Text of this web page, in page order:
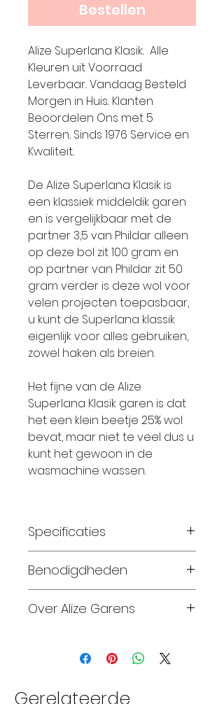
Bestellen
Alize Superlana Klasik.. Alle
Kleuren uit Voorraad
Leverbaar.. Vandaag Besteld
Morgen in Huis.. Klanten
Beoordelen Ons met 5
Sterren.. Sinds 1976 Service en
Kwaliteit..
De Alize Superlana Klasik is
een klassiek middeldik garen
en is vergelijkbaar met de
partner 3,5 van Phildar alleen
op deze bol zit 100 gram en
op partner van Phildar zit 50
gram verder is deze wol voor
velen projecten toepasbaar,
u kunt de Superlana klassik
eigenlijk voor alles gebruiken,
zowel haken als breien.
Het fijne van de Alize
Superlana Klasik garen is dat
het een klein beetje 25% wol
bevat, maar niet te veel dus u
kunt het gewoon in de
wasmachine wassen.
Specificaties
wol
Looplengte: 280 meter
Haaknaalden: 3 – 3,5
Wassen: wasmachine 30 C
Benodigdheden
Maat 68-74: 2 bollen
Maat 92-98: 2 bollen
Maat 116-128: 3 bollen
Over Alize Garens
biedt sinds 1984 een grote
unieke en exclusieve
Gerelateerde